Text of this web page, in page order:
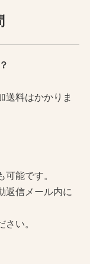
送料はかかりま
能です。
返信メール内に
い。